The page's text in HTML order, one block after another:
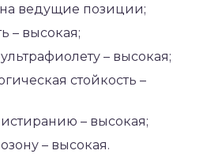
на ведущие позиции;
– высокая;
– высокая;
стойкость –
истиранию – высокая;
– высокая.